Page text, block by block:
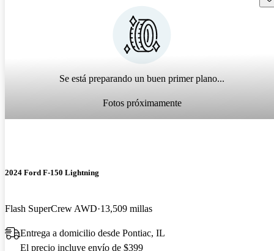
Se está preparando un buen primer plano...
Fotos próximamente
2024 Ford F-150 Lightning
Flash SuperCrew AWD 13,509 millas
Entrega a domicilio desde Pontiac, IL
El precio incluye envío de $399